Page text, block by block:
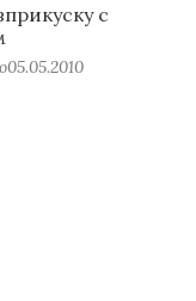
с
05.05.2010